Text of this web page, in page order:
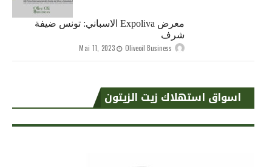
معرض Expoliva الاسباني: تونس ضيفة
شرف
Oliveoil Business
Mai 11, 2023
اسواق استهلاك زيت الزيتون